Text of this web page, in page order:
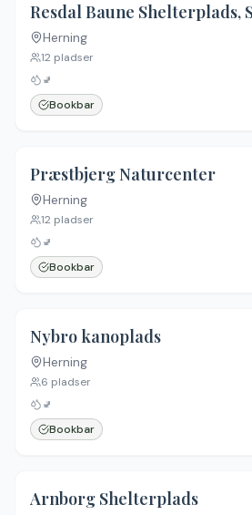
Resdal Baune Shelterplads,
Herning
12 pladser
🚽
Bookbar
Præstbjerg Naturcenter
Herning
12 pladser
🚽
Bookbar
Nybro kanoplads
Herning
6 pladser
🚽
Bookbar
Arnborg Shelterplads